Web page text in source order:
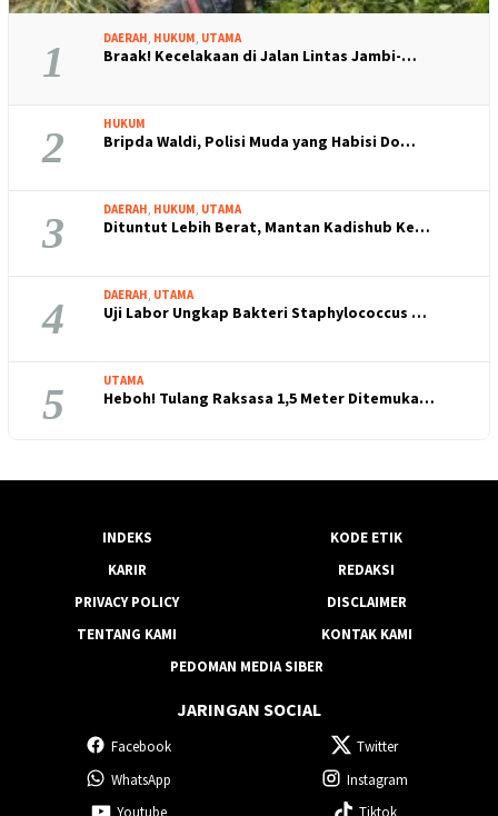
1 DAERAH HUKUM UTAMA
Braak! Kecelakaan di Jalan Lintas Jambi-…
2 HUKUM
Bripda Waldi, Polisi Muda yang Habisi Do…
3 DAERAH HUKUM UTAMA
Dituntut Lebih Berat, Mantan Kadishub Ke…
4 DAERAH UTAMA
Uji Labor Ungkap Bakteri Staphylococcus …
5 UTAMA
Heboh! Tulang Raksasa 1,5 Meter Ditemuka…
INDEKS
KODE ETIK
KARIR
REDAKSI
PRIVACY POLICY
DISCLAIMER
TENTANG KAMI
KONTAK KAMI
PEDOMAN MEDIA SIBER
JARINGAN SOCIAL
Facebook
Twitter
WhatsApp
Instagram